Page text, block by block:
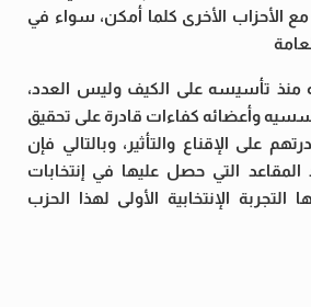
الأحزاب الأخرى كلما أمكن، سواء في
منذ تأسيسه على الكيف وليس العدد،
وأعضائه كفاءات قادرة على تحقيق
على الإقناع والتأثير، وبالتالي فإن
التي حصل عليها في إنتخابات
الإنتخابية الأولى لهذا الحزب